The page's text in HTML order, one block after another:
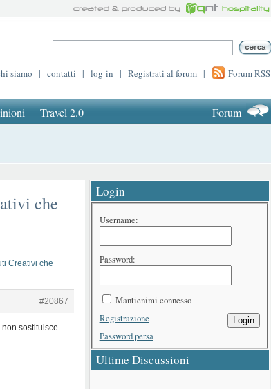
siamo | contatti | log-in | Registrati al forum | Forum RSS
Travel 2.0 Forum
che
Creativi che
#20867
sostituisce
Login
Username:
Password:
Mantienimi connesso
Login
Registrazione
Password persa
Ultime Discussioni